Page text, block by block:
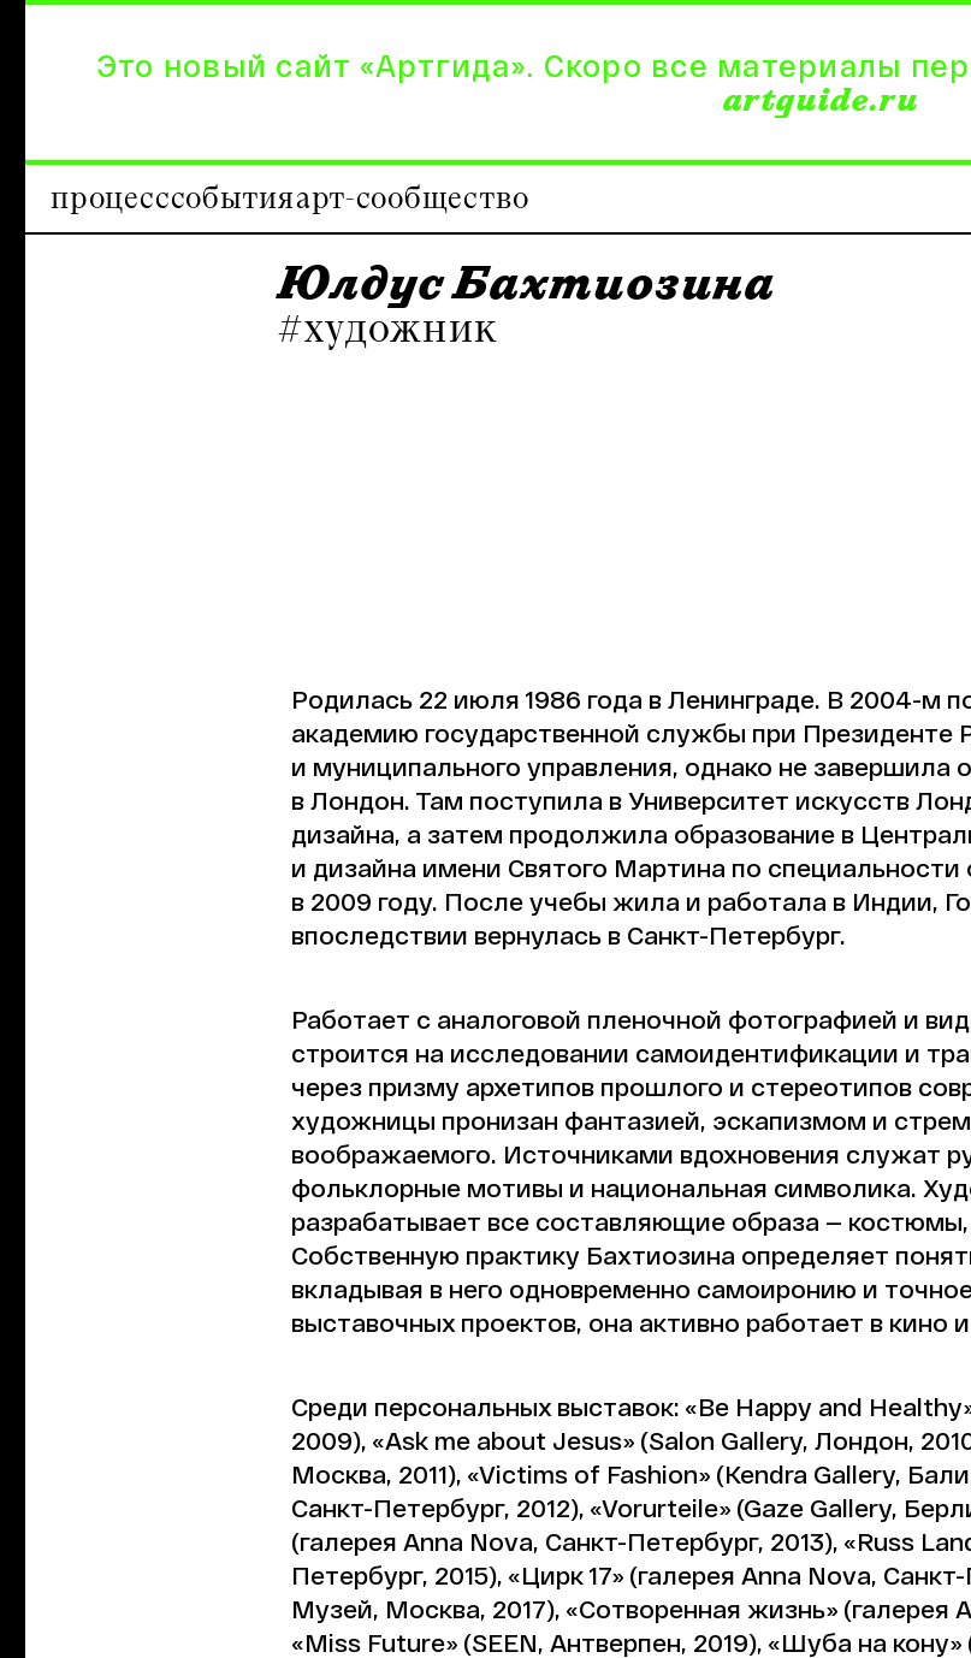
Это новый сайт «Артгида». Скоро все материалы
artguide.ru
процесссобытияарт-сообщество
Юлдус Бахтиозина
#художник
Родилась 22 июля 1986 года в Ленинграде. В 2004-м
академию государственной службы при Президенте
и муниципального управления, однако не завершила
в Лондон. Там поступила в Университет искусств
дизайна, а затем продолжила образование в
и дизайна имени Святого Мартина по
в 2009 году. После учебы жила и работала в Индии,
впоследствии вернулась в Санкт-Петербург.
Работает с аналоговой пленочной фотографией и
строится на исследовании самоидентификации и
через призму архетипов прошлого и стереотипов
художницы пронизан фантазией, эскапизмом и
воображаемого. Источниками вдохновения служат
фольклорные мотивы и национальная символика.
разрабатывает все составляющие образа —
Собственную практику Бахтиозина определяет
вкладывая в него одновременно самоиронию и
выставочных проектов, она активно работает в
Среди персональных выставок: «Be Happy and
2009), «Ask me about Jesus» (Salon Gallery, Лондон,
Москва, 2011), «Victims of Fashion» (Kendra Gallery,
Санкт-Петербург, 2012), «Vorurteile» (Gaze Gallery,
(галерея Anna Nova, Санкт-Петербург, 2013), «Russ
Петербург, 2015), «Цирк 17» (галерея Anna Nova,
Музей, Москва, 2017), «Сотворенная жизнь» (галерея
«Miss Future» (SEEN, Антверпен, 2019), «Шуба на